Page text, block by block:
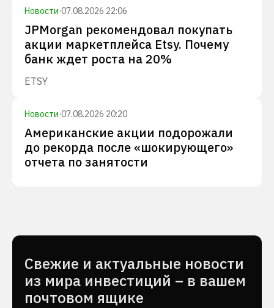
Новости·07.08.2026 22:06
JPMorgan рекомендовал покупать
акции маркетплейса Etsy. Почему
банк ждет роста на 20%
ETSY
Новости·07.08.2026 20:20
Американские акции подорожали
до рекорда после «шокирующего»
отчета по занятости
Cвежие и актуальные новости
из мира инвестиций – в вашем
почтовом ящике